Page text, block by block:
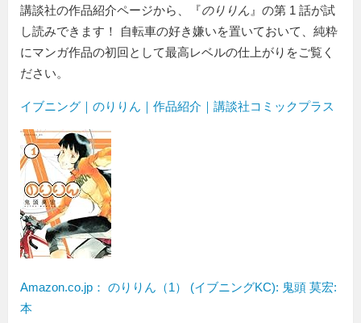
講談社の作品紹介ページから、『のりりん 』の第 1 話が試
し読みできます！ 自転車の好き嫌いを置いておいて、純粋
にマンガ作品の初回として最高レベルの仕上がりをご覧く
ださい。
イブニング｜のりりん｜作品紹介｜講談社コミックプラス
Amazon.co.jp： のりりん（1） (イブニングKC): 鬼頭 莫宏:
本